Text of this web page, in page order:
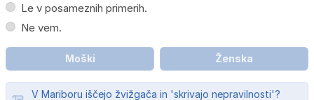
Le v posameznih primerih.
Ne vem.
Moški Ženska
V Mariboru iščejo žvižgača in 'skrivajo nepravilnosti'?